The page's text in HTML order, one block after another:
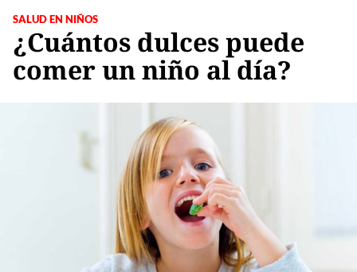
SALUD EN NIÑOS
¿Cuántos dulces puede
comer un niño al día?